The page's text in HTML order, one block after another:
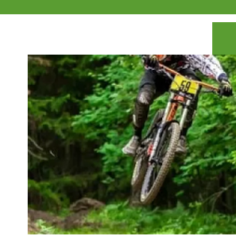
Карта
Что привезти (сувениры)
О регионе
Коллекция впечатлений
Другие рубрики